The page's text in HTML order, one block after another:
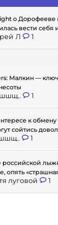
о
вести себя
Л 1
Малкин —
1
к
сойтись
1
российской
опять
луговой 1